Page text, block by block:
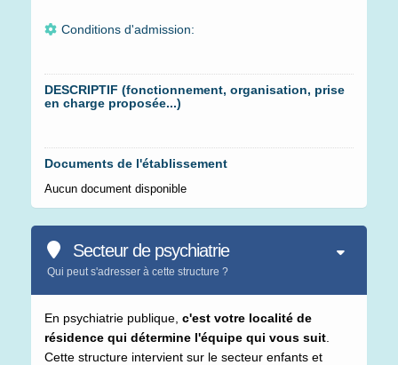
Conditions d'admission:
DESCRIPTIF (fonctionnement, organisation, prise
en charge proposée...)
Documents de l'établissement
Aucun document disponible
Secteur de psychiatrie
Qui peut s'adresser à cette structure ?
En psychiatrie publique, c'est votre localité de
résidence qui détermine l'équipe qui vous suit
Cette structure intervient sur le secteur enfants et